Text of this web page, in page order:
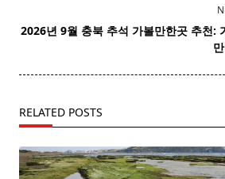
reader-
2026년 9월 충북 추석 가볼만한곳 추천:
RELATED POSTS